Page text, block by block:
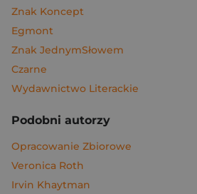
Znak Koncept
Egmont
Znak JednymSłowem
Czarne
Wydawnictwo Literackie
Podobni autorzy
Opracowanie Zbiorowe
Veronica Roth
Irvin Khaytman